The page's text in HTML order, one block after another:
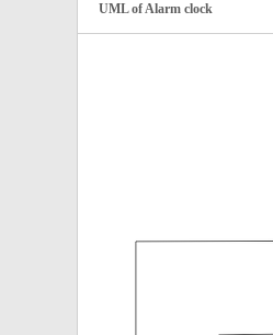
UML of Alarm clock